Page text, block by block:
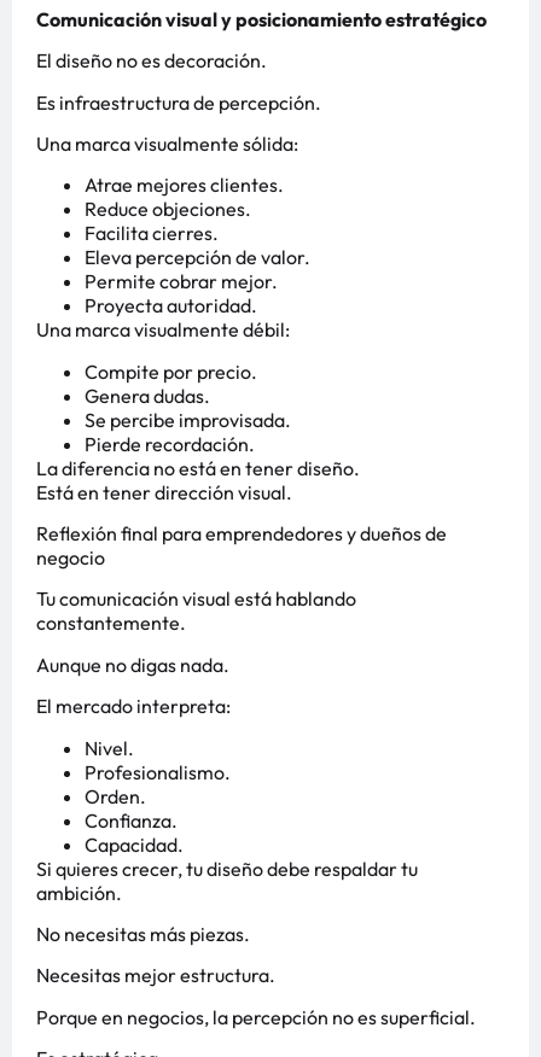
Comunicación visual y posicionamiento estratégico
El diseño no es decoración.
Es infraestructura de percepción.
Una marca visualmente sólida:
Atrae mejores clientes.
Reduce objeciones.
Facilita cierres.
Eleva percepción de valor.
Permite cobrar mejor.
Proyecta autoridad.
Una marca visualmente débil:
Compite por precio.
Genera dudas.
Se percibe improvisada.
Pierde recordación.
La diferencia no está en tener diseño.
Está en tener dirección visual.
Reflexión final para emprendedores y dueños de
negocio
Tu comunicación visual está hablando
constantemente.
Aunque no digas nada.
El mercado interpreta:
Nivel.
Profesionalismo.
Orden.
Confianza.
Capacidad.
Si quieres crecer, tu diseño debe respaldar tu
ambición.
No necesitas más piezas.
Necesitas mejor estructura.
Porque en negocios, la percepción no es superficial.